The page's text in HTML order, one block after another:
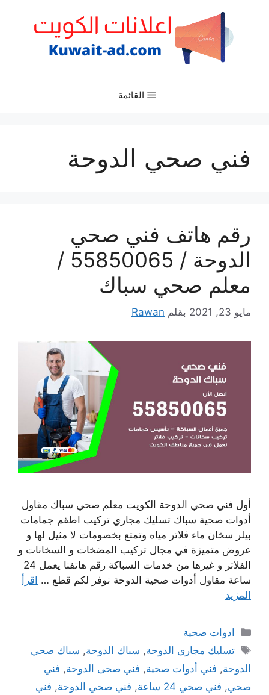
القائمة
فني صحي الدوحة
رقم هاتف فني صحي
الدوحة / 55850065 /
معلم صحي سباك
مايو 23, 2021 بقلم Rawan
أول فني صحي الدوحة الكويت معلم صحي سباك مقاول
أدوات صحية سباك تسليك مجاري تركيب اطقم جمامات
بيلر سخان ماء فلاتر مياه وتمتع بخصومات لا مثيل لها و
عروض متميزة في مجال تركيب المضخات و السخانات و
الفلاتر و غيرها من خدمات السباكة رقم هاتفنا يعمل 24
ساعة مقاول أدوات صحية الدوحة نوفر لكم قطع … اقرأ
المزيد
التصنيفات
ادوات صحية
الوسوم
تسليك مجاري الدوحة, سباك الدوحة, سباك صحي
الدوحة, فني أدوات صحية, فني صحى الدوحة, فني
صحي, فني صحي 24 ساعة , فني صحي الدوحة, فني